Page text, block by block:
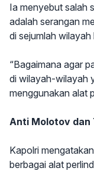
Ia menyebut salah
adalah serangan
di sejumlah wilayah
“Bagaimana agar
di wilayah-wilayah
menggunakan alat
Anti Molotov dan
Kapolri
berbagai alat